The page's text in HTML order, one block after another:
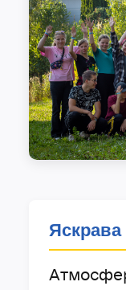
Яскрава